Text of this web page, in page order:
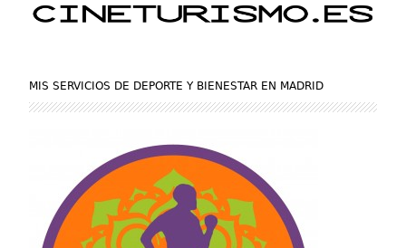
MIS SERVICIOS DE DEPORTE Y BIENESTAR EN MADRID